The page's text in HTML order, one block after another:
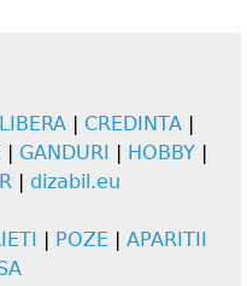
| CREDINTA|
GANDURI HOBBY
| dizabil.eu
POZE
APARITII